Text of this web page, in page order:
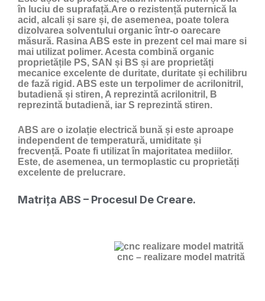
în luciu de suprafață.Are o rezistență puternică la
acid, alcali și sare și, de asemenea, poate tolera
dizolvarea solventului organic într-o oarecare
măsură. Rasina ABS este in prezent cel mai mare si
mai utilizat polimer. Acesta combină organic
proprietățile PS, SAN și BS și are proprietăți
mecanice excelente de duritate, duritate și echilibru
de fază rigid. ABS este un terpolimer de acrilonitril,
butadienă și stiren, A reprezintă acrilonitril, B
reprezintă butadienă, iar S reprezintă stiren.
ABS are o izolație electrică bună și este aproape
independent de temperatură, umiditate și
frecvență. Poate fi utilizat în majoritatea mediilor.
Este, de asemenea, un termoplastic cu proprietăți
excelente de prelucrare.
Matrița ABS – Procesul De Creare.
cnc – realizare model matrită